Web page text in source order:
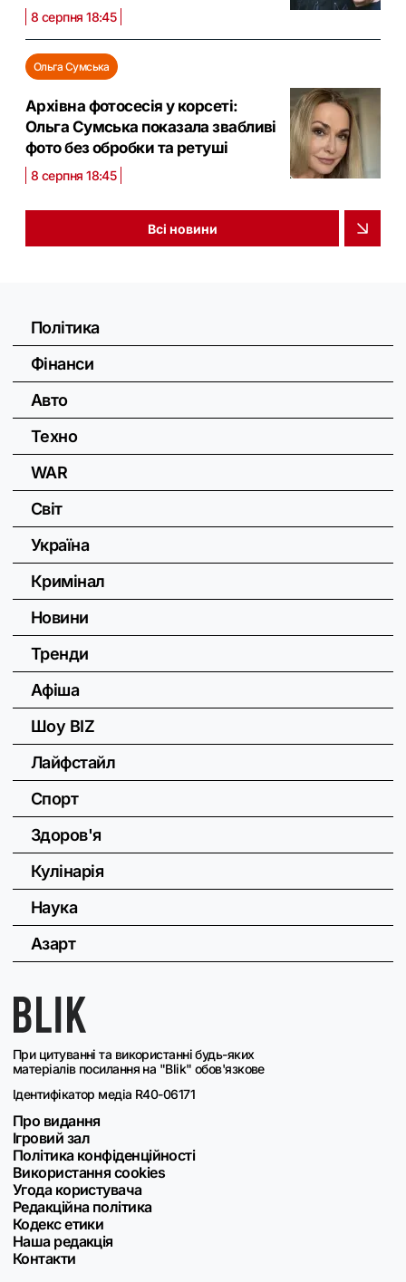
8 серпня 18:45
Ольга Сумська
Архівна фотосесія у корсеті:
Ольга Сумська показала звабливі
фото без обробки та ретуші
8 серпня 18:45
Всі новини
При цитуванні та використанні будь-яких
матеріалів посилання на "Blik" обов'язкове
Ідентифікатор медіа R40-06171
Про видання
Ігровий зал
Політика конфіденційності
Використання cookies
Угода користувача
Редакційна політика
Кодекс етики
Наша редакція
Контакти
Політика
Фінанси
Авто
Техно
WAR
Світ
Україна
Кримінал
Новини
Тренди
Афіша
Шоу BIZ
Лайфстайл
Спорт
Здоров'я
Кулінарія
Наука
Азарт